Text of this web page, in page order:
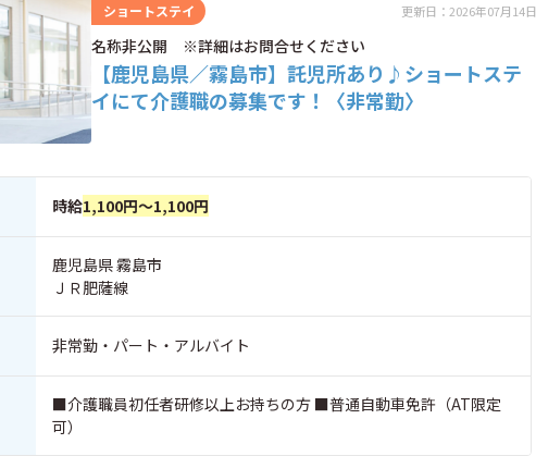
ショートステイ 更新日：2026年07月14日
名称非公開 ※詳細はお問合せください
【鹿児島県／霧島市】託児所あり♪ショートステ
イにて介護職の募集です！〈非常勤〉
時給1,100円～1,100円
鹿児島県 霧島市
ＪＲ肥薩線
非常勤・パート・アルバイト
■介護職員初任者研修以上お持ちの方 ■普通自動車免許（AT限定
可）